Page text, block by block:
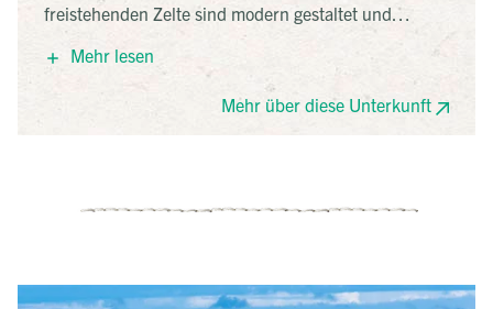
freistehenden Zelte sind modern gestaltet und
verteilen sich in einem Palmenhain direkt am Meer.
Verwendet werden natürliche Materialien, das Hotel
setzt auf Solarenergie und lokale Produkte. Ideal für
Ruhesuchende, die Komfort mit Nachhaltigkeit
Mehr lesen
Mehr über diese Unterkunft